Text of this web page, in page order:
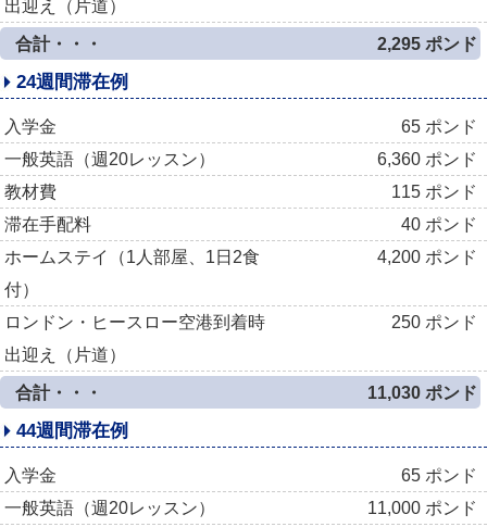
出迎え（片道）
合計・・・
2,295 ポンド
24週間滞在例
入学金
65 ポンド
一般英語（週20レッスン）
6,360 ポンド
教材費
115 ポンド
滞在手配料
40 ポンド
ホームステイ（1人部屋、1日2食
付）
4,200 ポンド
ロンドン・ヒースロー空港到着時
出迎え（片道）
250 ポンド
合計・・・
11,030 ポンド
44週間滞在例
入学金
65 ポンド
一般英語（週20レッスン）
11,000 ポンド